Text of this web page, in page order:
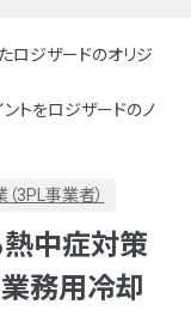
ロジザードのオリジ
トをロジザードのノ
3PL事業者）
熱中症対策
業務用冷却